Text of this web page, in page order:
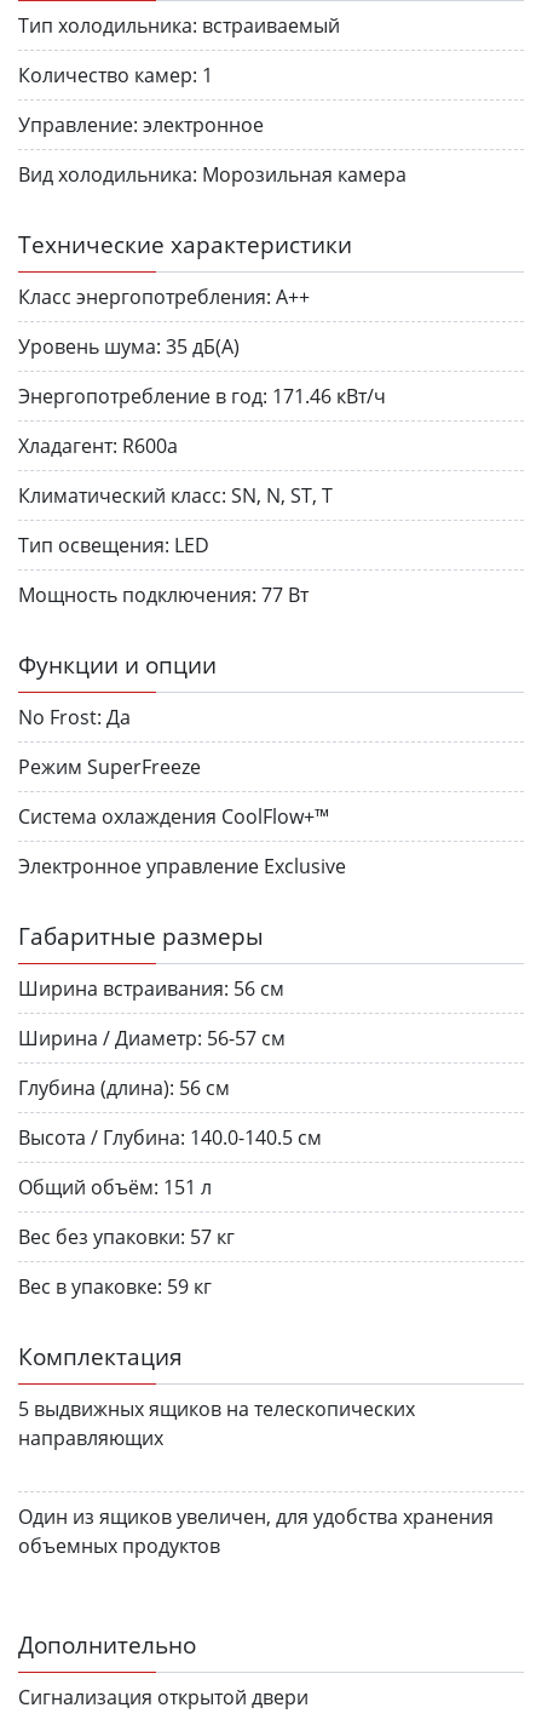
Тип холодильника: встраиваемый
Количество камер: 1
Управление: электронное
Вид холодильника: Морозильная камера
Технические характеристики
Класс энергопотребления: A++
Уровень шума: 35 дБ(А)
Энергопотребление в год: 171.46 кВт/ч
Хлада­гент: R600a
Климатический класс: SN, N, ST, T
Тип освещения: LED
Мощность подключения: 77 Вт
Функции и опции
No Frost: Да
Режим SuperFreeze
Система охлаждения CoolFlow+™
Электронное управление Exclusive
Габаритные размеры
Ширина встраивания: 56 см
Ширина / Диаметр: 56-57 см
Глубина (длина): 56 см
Высота / Глубина: 140.0-140.5 см
Общий объём: 151 л
Вес без упаков­ки: 57 кг
Вес в упаков­ке: 59 кг
Комплектация
5 выдвижных ящиков на телескопических
направляющих
Один из ящиков увеличен, для удобства хранения
объемных продуктов
Дополнительно
Сигнализация открытой двери